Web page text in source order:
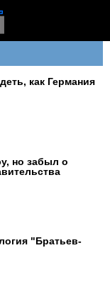
как Германия
но забыл о
"Братьев-